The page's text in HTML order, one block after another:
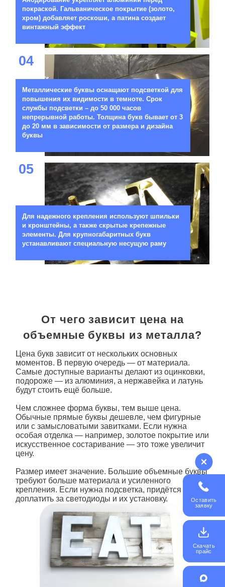
покраской. Гальваническое покрытие (золото,
хром) добавляет роскоши, а патина создает
винтажный эффект
04
Металлические буквы оснащают подсветкой для
повышения их видимости в темноте. Срок
службы подсветки – до 50 000 часов
непрерывной работы. Толщина букв бывает от 3
до 20 мм в зависимости от размера и дизайна
буквы
05
Для надежного крепления используют шпильки
и кронштейны, а также скрытые крепежные
элементы. Для крупногабаритных букв
устанавливают специальную несущую раму
От чего зависит цена на
объемные буквы из металла?
Цена букв зависит от нескольких основных
моментов. В первую очередь — от материала.
Самые доступные варианты делают из оцинковки,
подороже — из алюминия, а нержавейка и латунь
будут стоить ещё больше.
Чем сложнее форма буквы, тем выше цена.
Обычные прямые буквы дешевле, чем фигурные
или с замысловатыми завитками. Если нужна
особая отделка — например, золотое покрытие или
искусственное состаривание — это тоже увеличит
цену.
Размер имеет значение. Большие объемные буквы
требуют больше материала и усиленного
крепления. Если нужна подсветка, придётся
доплатить за светодиоды и их установку.
Оставить
заявку
Скачать
прайс